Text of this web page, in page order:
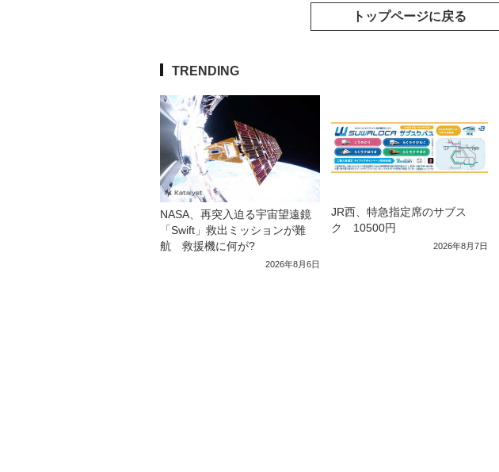
トップページに戻る
TRENDING
NASA、再突入迫る宇宙望遠鏡
「Swift」救出ミッションが難
航 救援機に何が?
2026年8月6日
JR西、特急指定席のサブス
ク 10500円
2026年8月7日